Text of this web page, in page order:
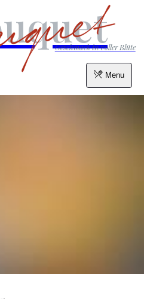
Menu
Geschmack in voller Blüte